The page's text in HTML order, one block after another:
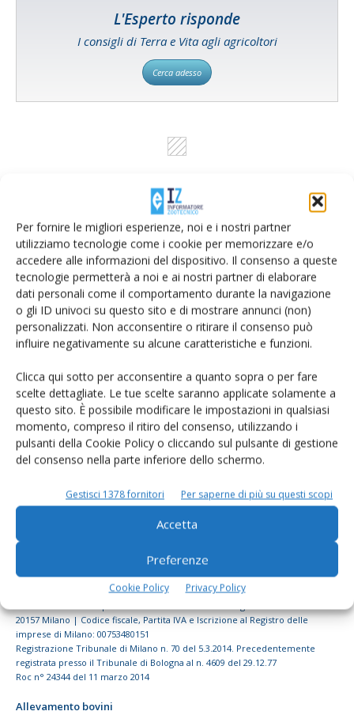
Per fornire le migliori esperienze, noi e i nostri partner
utilizziamo tecnologie come i cookie per memorizzare e/o
accedere alle informazioni del dispositivo. Il consenso a queste
tecnologie permetterà a noi e ai nostri partner di elaborare
dati personali come il comportamento durante la navigazione
o gli ID univoci su questo sito e di mostrare annunci (non)
personalizzati. Non acconsentire o ritirare il consenso può
influire negativamente su alcune caratteristiche e funzioni.
Clicca qui sotto per acconsentire a quanto sopra o per fare
scelte dettagliate. Le tue scelte saranno applicate solamente a
questo sito. È possibile modificare le impostazioni in qualsiasi
momento, compreso il ritiro del consenso, utilizzando i
pulsanti della Cookie Policy o cliccando sul pulsante di gestione
del consenso nella parte inferiore dello schermo.
Gestisci 1378 fornitori Per saperne di più su questi scopi
Accetta
Preferenze
Cookie Policy Privacy Policy
L'Esperto risponde
I consigli di Terra e Vita agli agricoltori
Cerca adesso
Rimani aggiornato sul mondo
dell’agricoltura
Iscriviti alle nostre newsletter
20157 Milano | Codice fiscale, Partita IVA e Iscrizione al Registro delle
imprese di Milano: 00753480151
Registrazione Tribunale di Milano n. 70 del 5.3.2014. Precedentemente
registrata presso il Tribunale di Bologna al n. 4609 del 29.12.77
Roc n° 24344 del 11 marzo 2014
Allevamento bovini